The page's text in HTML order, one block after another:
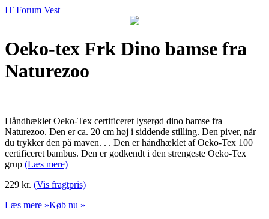
IT Forum Vest
Oeko-tex Frk Dino bamse fra
Naturezoo
Håndhæklet Oeko-Tex certificeret lyserød dino bamse fra
Naturezoo. Den er ca. 20 cm høj i siddende stilling. Den piver, når
du trykker den på maven. . . Den er håndhæklet af Oeko-Tex 100
certificeret bambus. Den er godkendt i den strengeste Oeko-Tex
grup (Læs mere)
229 kr. (Vis fragtpris)
Læs mere »Køb nu »